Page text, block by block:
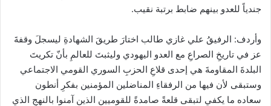
جندياً للعدو بينهم ضابط برتبة نقيب.
وأردف: الرفيقُ علي غازي طالب اختارَ طريقَ الشهادةِ ليسجلَ وقفةَ
عز في تاريخِ الصراعِ مع العدو اليهودي وليثبتَ للعالمِ بأنّ تكريتَ
البلدةَ المقاومةَ هي إحدى قلاعِ الحزبِ السوري القومي الاجتماعي
وستبقى لأن فيها من الرفقاءِ المناضلين المؤمنين بفكرِ أنطون
سعاده ما يكفي لتبقى قلعةً صامدةً للقوميين الذين آمنوا بالنهجِ الذي